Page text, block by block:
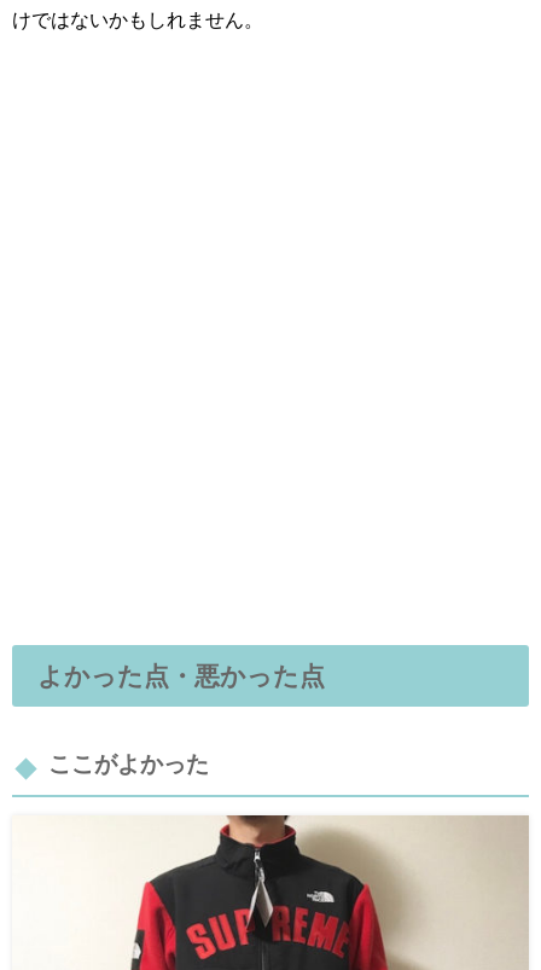
けではないかもしれません。
よかった点・悪かった点
ここがよかった